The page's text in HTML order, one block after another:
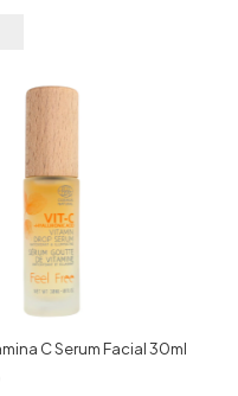
C Serum Facial 30ml